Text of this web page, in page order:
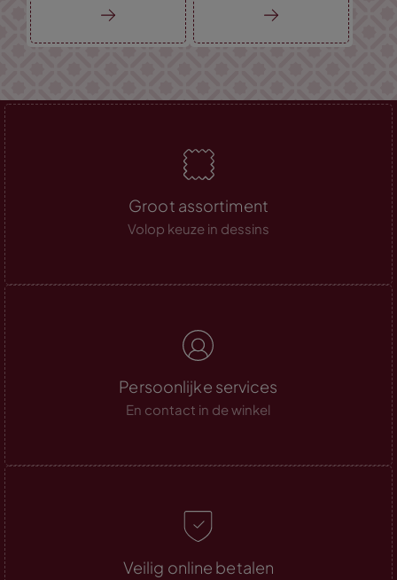
Groot assortiment
Volop keuze in dessins
Persoonlijke services
En contact in de winkel
Veilig online betalen